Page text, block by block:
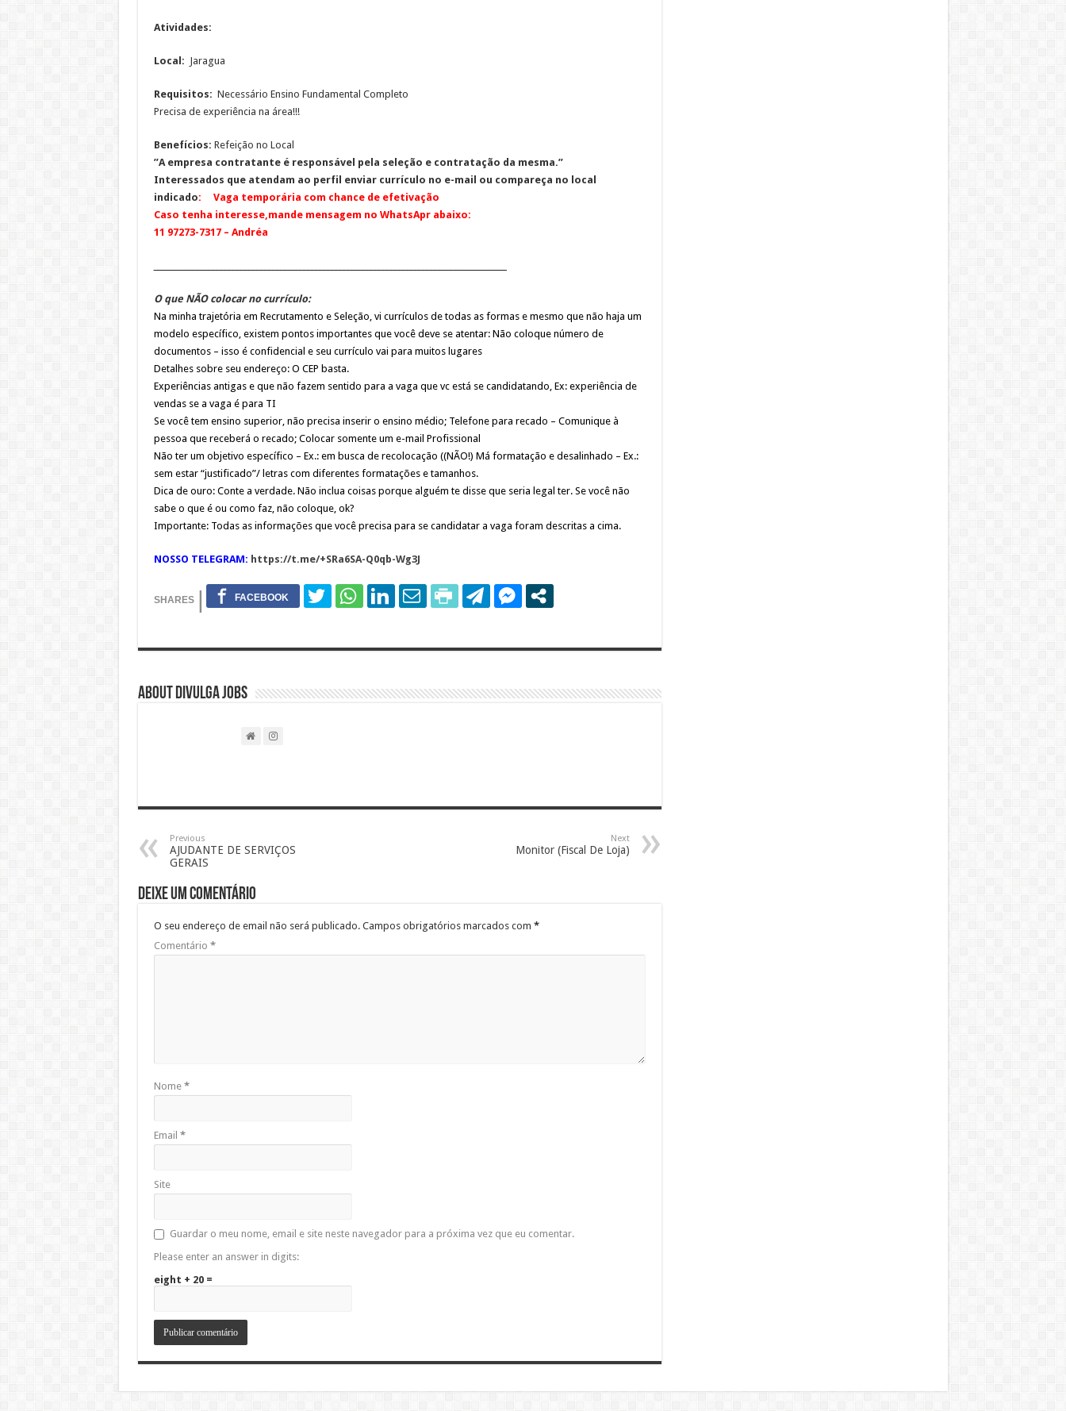
Atividades:
Local: Jaragua
Requisitos: Necessário Ensino Fundamental Completo
Precisa de experiência na área!!!
Benefícios: Refeição no Local
”A empresa contratante é responsável pela seleção e contratação da mesma.”
Interessados que atendam ao perfil enviar currículo no e-mail ou compareça no local
indicado: Vaga temporária com chance de efetivação
Caso tenha interesse,mande mensagem no WhatsApr abaixo:
11 97273-7317 – Andréa
O que NÃO colocar no currículo:
Na minha trajetória em Recrutamento e Seleção, vi currículos de todas as formas e mesmo que não haja um
modelo específico, existem pontos importantes que você deve se atentar: Não coloque número de
documentos – isso é confidencial e seu currículo vai para muitos lugares
Detalhes sobre seu endereço: O CEP basta.
Experiências antigas e que não fazem sentido para a vaga que vc está se candidatando, Ex: experiência de
vendas se a vaga é para TI
Se você tem ensino superior, não precisa inserir o ensino médio; Telefone para recado – Comunique à
pessoa que receberá o recado; Colocar somente um e-mail Profissional
Não ter um objetivo específico – Ex.: em busca de recolocação ((NÃO!) Má formatação e desalinhado – Ex.:
sem estar “justificado”/ letras com diferentes formatações e tamanhos.
Dica de ouro: Conte a verdade. Não inclua coisas porque alguém te disse que seria legal ter. Se você não
sabe o que é ou como faz, não coloque, ok?
Importante: Todas as informações que você precisa para se candidatar a vaga foram descritas a cima.
NOSSO TELEGRAM: https://t.me/+SRa6SA-Q0qb-Wg3J
About DIVULGA JOBS
Previous
AJUDANTE DE SERVIÇOS
GERAIS
Next
Monitor (Fiscal De Loja)
Deixe um comentário
O seu endereço de email não será publicado. Campos obrigatórios marcados com *
Comentário *
Nome *
Email *
Site
Guardar o meu nome, email e site neste navegador para a próxima vez que eu comentar.
Please enter an answer in digits:
eight + 20 =